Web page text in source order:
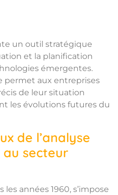
un outil stratégique
et la planification
émergentes.
permet aux entreprises
de leur situation
les évolutions futures du
de l’analyse
au secteur
les années 1960, s’impose